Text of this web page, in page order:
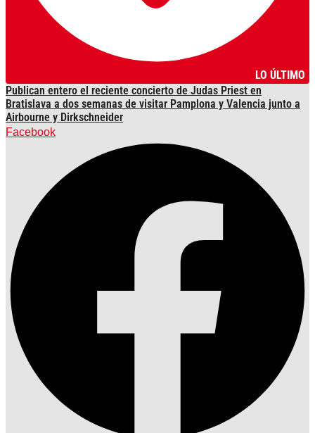
LO ÚLTIMO
Publican entero el reciente concierto de Judas Priest en
Bratislava a dos semanas de visitar Pamplona y Valencia junto a
Airbourne y Dirkschneider
Facebook